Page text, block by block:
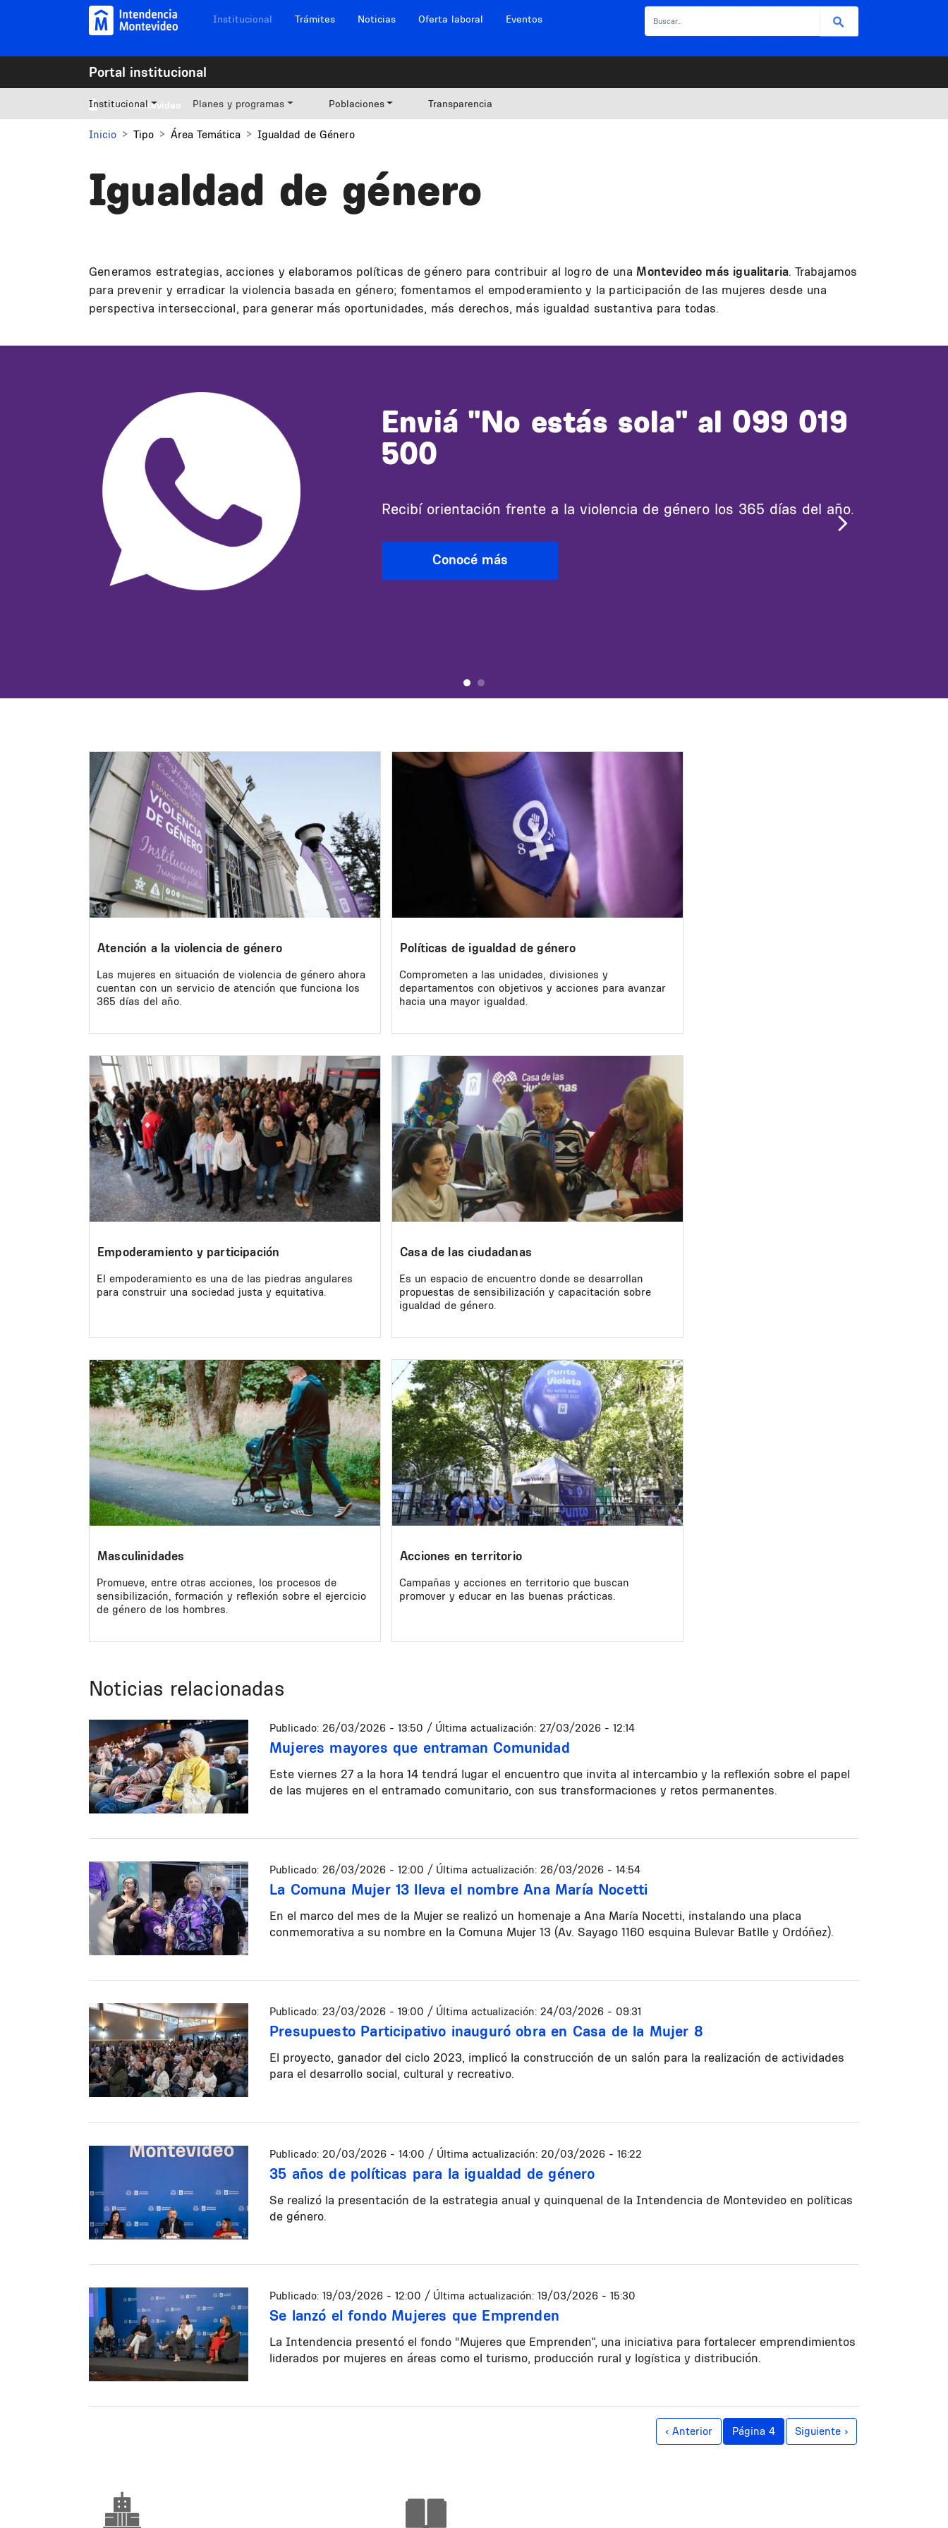
Pasar al contenido principal Navegación sitios
Institucional Trámites Noticias Oferta laboral Eventos
Portal institucional
Mi Montevideo
Institucional Planes y programas Poblaciones Transparencia
Inicio Tipo Área Temática Igualdad de Género
Igualdad de género
Generamos estrategias, acciones y elaboramos políticas de género para contribuir al logro de una Montevideo más igualitaria. Trabajamos
para prevenir y erradicar la violencia basada en género; fomentamos el empoderamiento y la participación de las mujeres desde una
perspectiva interseccional, para generar más oportunidades, más derechos, más igualdad sustantiva para todas.
Enviá "No estás sola" al 099 019
500
Recibí orientación frente a la violencia de género los 365 días del año.
Conocé más
Image
Atención a la violencia de género
Las mujeres en situación de violencia de género ahora
cuentan con un servicio de atención que funciona los
365 días del año.
Image
Políticas de igualdad de género
Comprometen a las unidades, divisiones y
departamentos con objetivos y acciones para avanzar
hacia una mayor igualdad.
Image
Empoderamiento y participación
El empoderamiento es una de las piedras angulares
para construir una sociedad justa y equitativa.
Casa de las ciudadanas
Es un espacio de encuentro donde se desarrollan
propuestas de sensibilización y capacitación sobre
igualdad de género.
Image
Masculinidades
Promueve, entre otras acciones, los procesos de
sensibilización, formación y reflexión sobre el ejercicio
de género de los hombres.
Image
Acciones en territorio
Campañas y acciones en territorio que buscan
promover y educar en las buenas prácticas.
Noticias relacionadas
Publicado: 26/03/2026 - 13:50 / Última actualización: 27/03/2026 - 12:14
Mujeres mayores que entraman Comunidad
Este viernes 27 a la hora 14 tendrá lugar el encuentro que invita al intercambio y la reflexión sobre el papel
de las mujeres en el entramado comunitario, con sus transformaciones y retos permanentes.
Publicado: 26/03/2026 - 12:00 / Última actualización: 26/03/2026 - 14:54
La Comuna Mujer 13 lleva el nombre Ana María Nocetti
En el marco del mes de la Mujer se realizó un homenaje a Ana María Nocetti, instalando una placa
conmemorativa a su nombre en la Comuna Mujer 13 (Av. Sayago 1160 esquina Bulevar Batlle y Ordóñez).
Publicado: 23/03/2026 - 19:00 / Última actualización: 24/03/2026 - 09:31
Presupuesto Participativo inauguró obra en Casa de la Mujer 8
El proyecto, ganador del ciclo 2023, implicó la construcción de un salón para la realización de actividades
para el desarrollo social, cultural y recreativo.
Publicado: 20/03/2026 - 14:00 / Última actualización: 20/03/2026 - 16:22
35 años de políticas para la igualdad de género
Se realizó la presentación de la estrategia anual y quinquenal de la Intendencia de Montevideo en políticas
de género.
Publicado: 19/03/2026 - 12:00 / Última actualización: 19/03/2026 - 15:30
Se lanzó el fondo Mujeres que Emprenden
La Intendencia presentó el fondo “Mujeres que Emprenden”, una iniciativa para fortalecer emprendimientos
liderados por mujeres en áreas como el turismo, producción rural y logística y distribución.
Página anterior
‹ Anterior Página 4 Siguiente página
Siguiente ›